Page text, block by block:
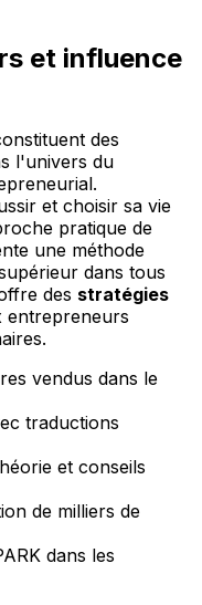
et influence
des
l'univers du
et choisir sa vie
pratique de
une méthode
dans tous
des stratégies
entrepreneurs
vendus dans le
traductions
et conseils
de milliers de
dans les